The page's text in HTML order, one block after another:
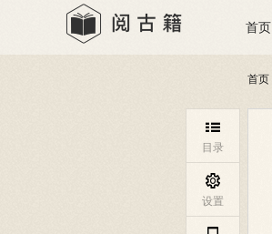
首页
首页

目录

设置